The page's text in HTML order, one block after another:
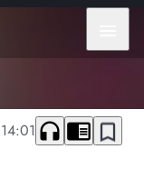
14:01 headphones chrome_reader_mode bookmark_border